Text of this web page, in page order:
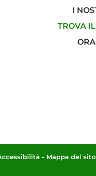
I
TROVA
- Mappa del sito